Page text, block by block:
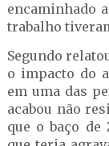
encaminhado
trabalho
Segundo
o impacto do
em uma das
acabou não
que o baço de